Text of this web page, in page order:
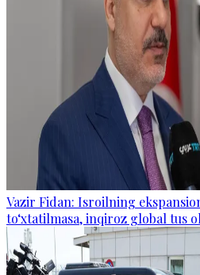
Vazir Fidan: Isroilning
to‘xtatilmasa, inqiroz global tus